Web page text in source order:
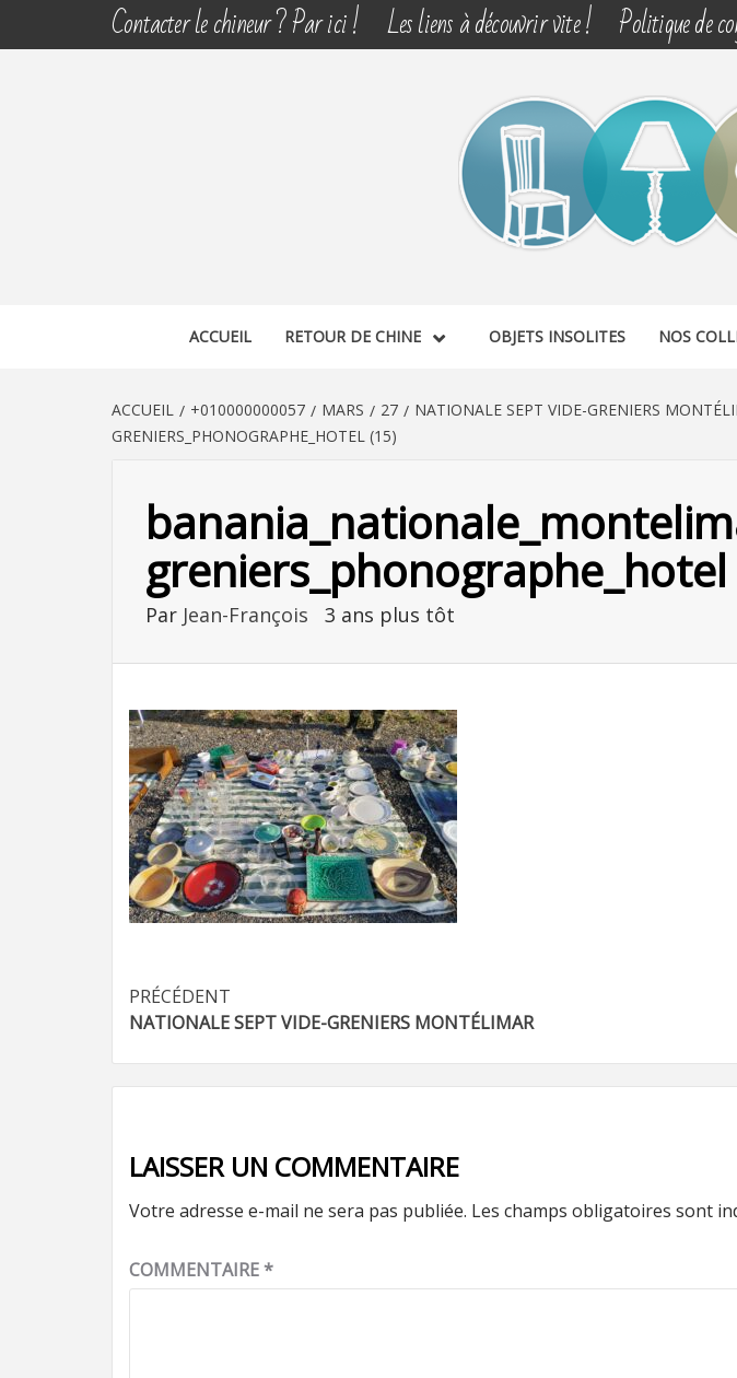
Contacter le chineur ? Par ici ! Les liens à découvrir vite ! Politique de
CHINE &
ACCUEIL RETOUR DE CHINE OBJETS INSOLITES NOS
ACCUEIL +010000000057 MARS 27 NATIONALE SEPT VIDE-GRENIERS
GRENIERS_PHONOGRAPHE_HOTEL (15)
greniers_phonographe_hotel
Par Jean-François 3 ans plus tôt
Navigation
d’article
PRÉCÉDENT
NATIONALE SEPT VIDE-GRENIERS MONTÉLIMAR
LAISSER UN COMMENTAIRE
Votre adresse e-mail ne sera pas publiée. Les champs obligatoires sont
COMMENTAIRE*